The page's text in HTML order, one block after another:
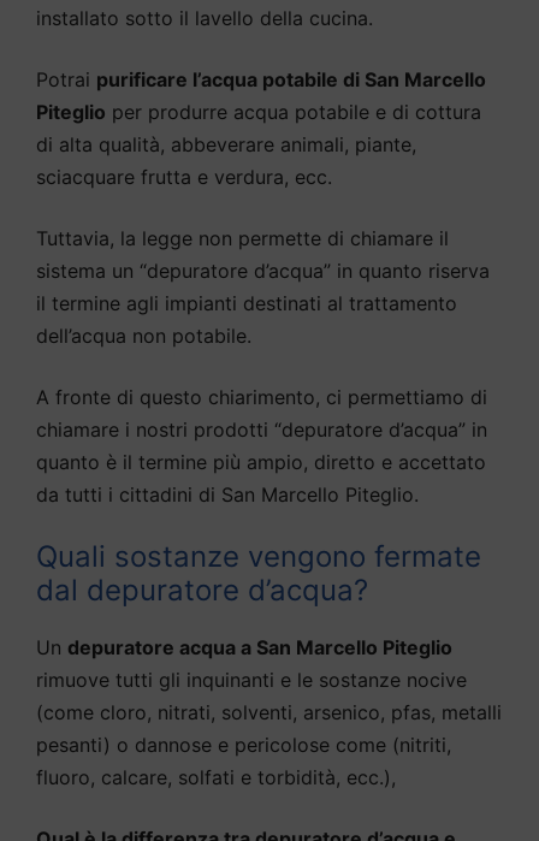
installato sotto il lavello della cucina.
Potrai purificare l’acqua potabile di San Marcello
Piteglio per produrre acqua potabile e di cottura
di alta qualità, abbeverare animali, piante,
sciacquare frutta e verdura, ecc.
Tuttavia, la legge non permette di chiamare il
sistema un “depuratore d’acqua” in quanto riserva
il termine agli impianti destinati al trattamento
dell’acqua non potabile.
A fronte di questo chiarimento, ci permettiamo di
chiamare i nostri prodotti “depuratore d’acqua” in
quanto è il termine più ampio, diretto e accettato
da tutti i cittadini di San Marcello Piteglio.
Quali sostanze vengono fermate
dal depuratore d’acqua?
Un depuratore acqua a San Marcello Piteglio
rimuove tutti gli inquinanti e le sostanze nocive
(come cloro, nitrati, solventi, arsenico, pfas, metalli
pesanti) o dannose e pericolose come (nitriti,
fluoro, calcare, solfati e torbidità, ecc.),